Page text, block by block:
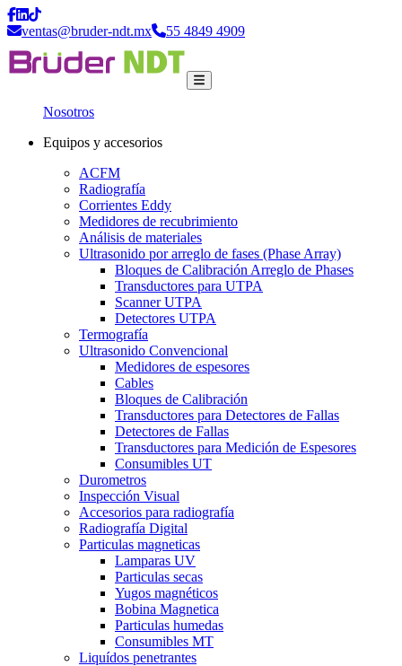
ventas@bruder-ndt.mx 55 4849 4909
Nosotros
Equipos y accesorios
ACFM
Radiografía
Corrientes Eddy
Medidores de recubrimiento
Análisis de materiales
Ultrasonido por arreglo de fases (Phase Array)
Bloques de Calibración Arreglo de Phases
Transductores para UTPA
Scanner UTPA
Detectores UTPA
Termografía
Ultrasonido Convencional
Medidores de espesores
Cables
Bloques de Calibración
Transductores para Detectores de Fallas
Detectores de Fallas
Transductores para Medición de Espesores
Consumibles UT
Durometros
Inspección Visual
Accesorios para radiografía
Radiografía Digital
Particulas magneticas
Lamparas UV
Particulas secas
Yugos magnéticos
Bobina Magnetica
Particulas humedas
Consumibles MT
Liquídos penetrantes